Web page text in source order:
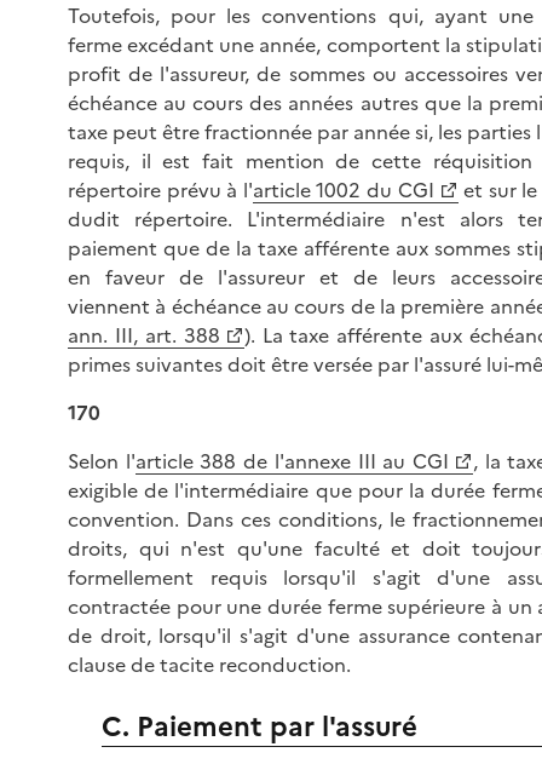
Toutefois, pour les conventions qui, ayant une
ferme excédant une année, comportent la
profit de l'assureur, de sommes ou accessoires
échéance au cours des années autres que la
taxe peut être fractionnée par année si, les parties
requis, il est fait mention de cette réquisition
répertoire prévu à l'article 1002 du CGI
et sur
dudit répertoire. L'intermédiaire n'est alors
paiement que de la taxe afférente aux sommes
en faveur de l'assureur et de leurs
viennent à échéance au cours de la première
ann. III, art. 388
). La taxe afférente aux
primes suivantes doit être versée par l'assuré lui-
170
Selon l'article 388 de l'annexe III au CGI
, la
exigible de l'intermédiaire que pour la durée
convention. Dans ces conditions, le
droits, qui n'est qu'une faculté et doit
formellement requis lorsqu'il s'agit d'une
contractée pour une durée ferme supérieure à un
de droit, lorsqu'il s'agit d'une assurance
clause de tacite reconduction.
C. Paiement par l'assuré